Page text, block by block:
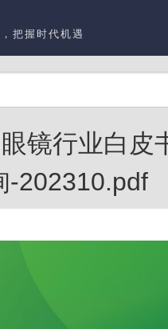
把握时代机遇
镜行业白皮
-202310.pdf